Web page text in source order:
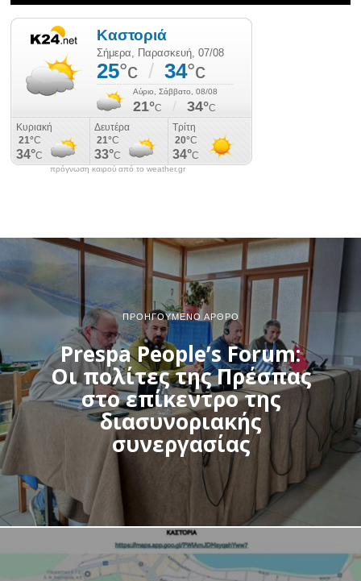
πρόγνωση καιρού από το weather.gr
ΠΡΟΗΓΟΎΜΕΝΟ ΆΡΘΡΟ
Prespa People’s Forum:
Οι πολίτες της Πρέσπας
στο επίκεντρο της
διασυνοριακής
συνεργασίας